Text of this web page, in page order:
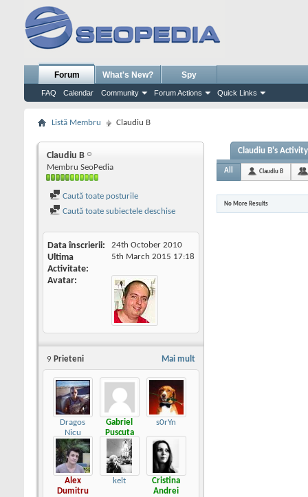
Forum
FAQ Calendar Community Forum Actions Quick Links
What's New? Spy
Listă Membru Claudiu B
Claudiu B
Membru SeoPedia
Caută toate posturile
Caută toate subiectele deschise
Data înscrierii 24th October 2010
Ultima
Activitate
5th March 2015 17:18
Avatar
Mai mult
9 Prieteni
Dragos
Nicu
Gabriel
Puscuta
s0rYn
Alex
Dumitru
kelt
Cristina
Andrei
Claudiu B's Activity
All Claudiu B
No More Results